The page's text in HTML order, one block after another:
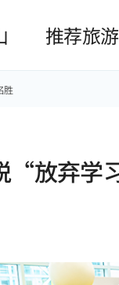
推荐旅游
胜
“放弃学